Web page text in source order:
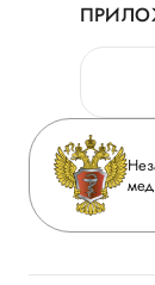
Новости
Руководство
Сотрудничество
Инвесторам
Журнал «Мать
Вакансии
Медицинский
Личный кабинет
Персональные
Горячая линия
Вопрос-ответ
Приложение
Статьи